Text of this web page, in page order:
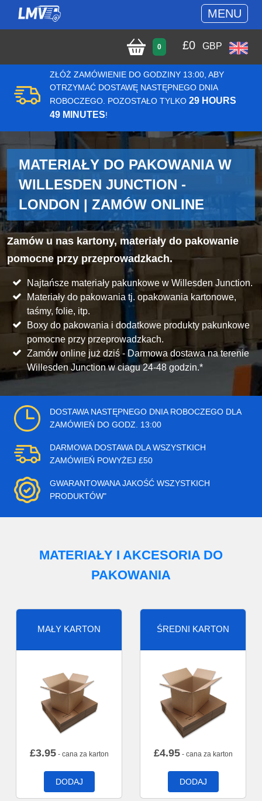
MENU
0 £0 GBP
ZŁÓŻ ZAMÓWIENIE DO GODZINY 13:00, ABY
OTRZYMAĆ DOSTAWĘ NASTĘPNEGO DNIA
ROBOCZEGO. POZOSTAŁO TYLKO 29 HOURS
49 MINUTES!
MATERIAŁY DO PAKOWANIA W
WILLESDEN JUNCTION -
LONDON | ZAMÓW ONLINE
Zamów u nas kartony, materiały do pakowanie
pomocne przy przeprowadzkach.
Najtańsze materiały pakunkowe w Willesden Junction.
Materiały do pakowania tj. opakowania kartonowe,
taśmy, folie, itp.
Boxy do pakowania i dodatkowe produkty pakunkowe
pomocne przy przeprowadzkach.
Zamów online już dziś - Darmowa dostawa na terenie
Willesden Junction w ciagu 24-48 godzin.*
DOSTAWA NASTĘPNEGO DNIA ROBOCZEGO DLA
ZAMÓWIEŃ DO GODZ. 13:00
DARMOWA DOSTAWA DLA WSZYSTKICH
ZAMÓWIEŃ POWYŻEJ £50
GWARANTOWANA JAKOŚĆ WSZYSTKICH
PRODUKTÓW"
MATERIAŁY I AKCESORIA DO
PAKOWANIA
MAŁY KARTON
£3.95- cana za karton
DODAJ
ŚREDNI KARTON
£4.95- cana za karton
DODAJ